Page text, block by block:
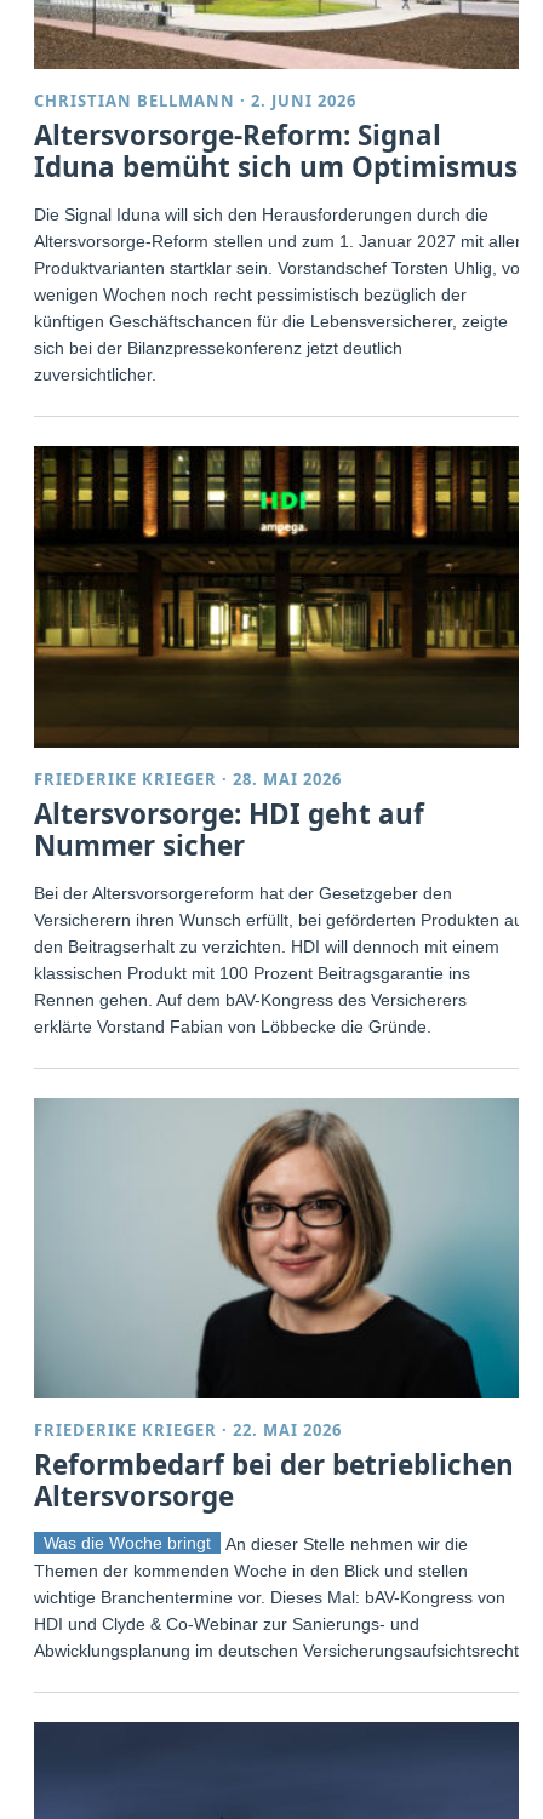
CHRISTIAN BELLMANN ·2. JUNI 2026
Altersvorsorge-Reform: Signal
Iduna bemüht sich um Optimismus
Die Signal Iduna will sich den Herausforderungen durch die
Altersvorsorge-Reform stellen und zum 1. Januar 2027 mit allen
Produktvarianten startklar sein. Vorstandschef Torsten Uhlig, vor
wenigen Wochen noch recht pessimistisch bezüglich der
künftigen Geschäftschancen für die Lebensversicherer, zeigte
sich bei der Bilanzpressekonferenz jetzt deutlich
zuversichtlicher.
FRIEDERIKE KRIEGER ·28. MAI 2026
Altersvorsorge: HDI geht auf
Nummer sicher
Bei der Altersvorsorgereform hat der Gesetzgeber den
Versicherern ihren Wunsch erfüllt, bei geförderten Produkten auf
den Beitragserhalt zu verzichten. HDI will dennoch mit einem
klassischen Produkt mit 100 Prozent Beitragsgarantie ins
Rennen gehen. Auf dem bAV-Kongress des Versicherers
erklärte Vorstand Fabian von Löbbecke die Gründe.
FRIEDERIKE KRIEGER ·22. MAI 2026
Reformbedarf bei der betrieblichen
Altersvorsorge
Was die Woche bringt
An dieser Stelle nehmen wir die
Themen der kommenden Woche in den Blick und stellen
wichtige Branchentermine vor. Dieses Mal: bAV-Kongress von
HDI und Clyde & Co-Webinar zur Sanierungs- und
Abwicklungsplanung im deutschen Versicherungsaufsichtsrecht.